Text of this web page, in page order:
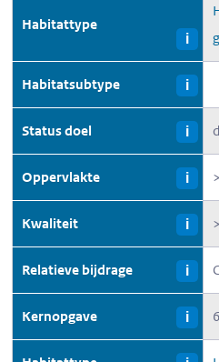
Habitattype
i
Habitatsubtype i
Status doel i
Oppervlakte i >
Kwaliteit i >
Relatieve bijdrage i C
Kernopgave i